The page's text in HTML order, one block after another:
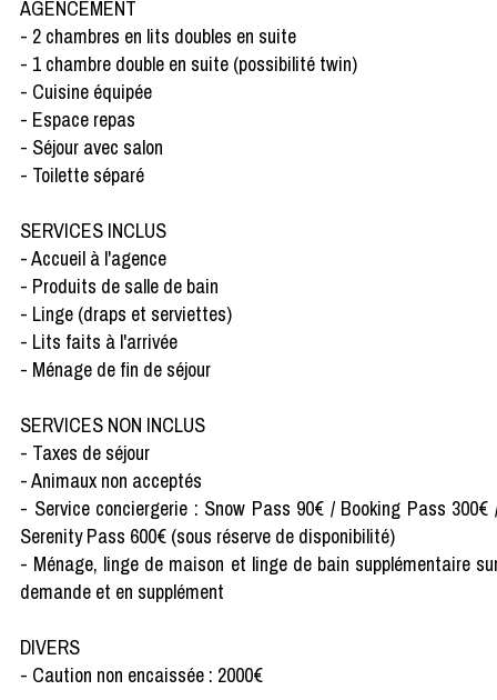
AGENCEMENT
- 2 chambres en lits doubles en suite
- 1 chambre double en suite (possibilité twin)
- Cuisine équipée
- Espace repas
- Séjour avec salon
- Toilette séparé
SERVICES INCLUS
- Accueil à l'agence
- Produits de salle de bain
- Linge (draps et serviettes)
- Lits faits à l'arrivée
- Ménage de fin de séjour
SERVICES NON INCLUS
- Taxes de séjour
- Animaux non acceptés
- Service conciergerie : Snow Pass 90€ / Booking Pass 300€
Serenity Pass 600€ (sous réserve de disponibilité)
- Ménage, linge de maison et linge de bain supplémentaire
demande et en supplément
DIVERS
- Caution non encaissée : 2000€